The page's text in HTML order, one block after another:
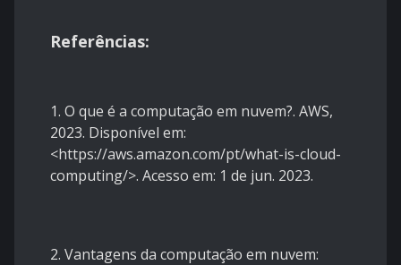
Referências:
1. O que é a computação em nuvem?. AWS,
2023. Disponível em:
<https://aws.amazon.com/pt/what-is-cloud-
computing/>. Acesso em: 1 de jun. 2023.
2. Vantagens da computação em nuvem: